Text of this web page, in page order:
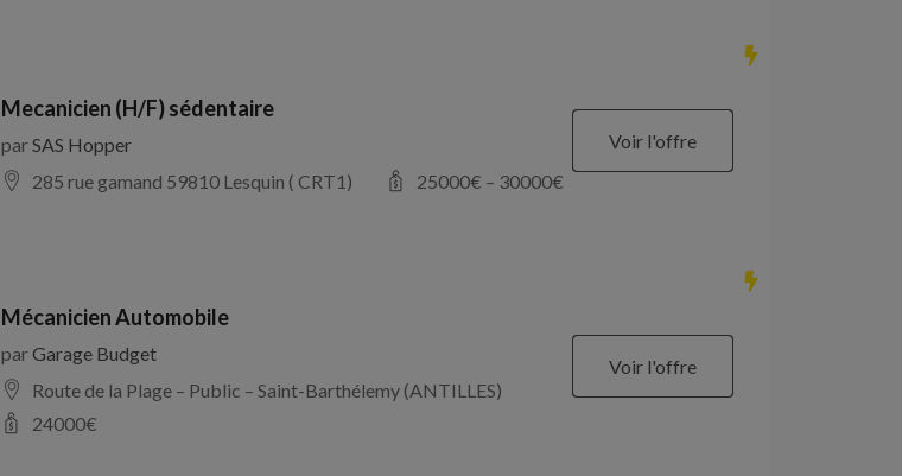
Mecanicien (H/F) sédentaire
parSAS Hopper
285 rue gamand 59810 Lesquin ( CRT1)
25000€ – 30000€
Voir l'offre
Mécanicien Automobile
parGarage Budget
Route de la Plage – Public – Saint-Barthélemy (ANTILLES)
24000€
Voir l'offre